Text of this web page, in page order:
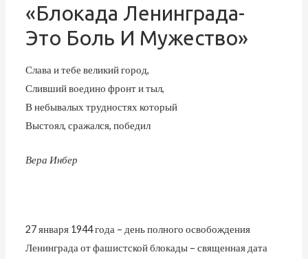
«Блокада Ленинграда-
Это Боль И Мужество»
Слава и тебе великий город,
Сливший воедино фронт и тыл,
В небывалых трудностях который
Выстоял, сражался, победил
Вера Инбер
27 января 1944 года – день полного освобождения
Ленинграда от фашистской блокады – священная дата